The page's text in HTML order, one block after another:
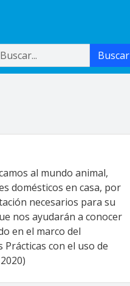
Buscar
al mundo animal,
domésticos en casa, por
necesarios para su
nos ayudarán a conocer
en el marco del
con el uso de